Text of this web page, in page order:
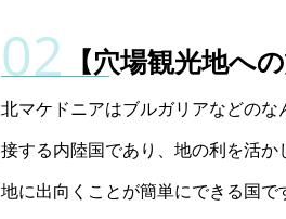
【穴場観光地への
北マケドニアはブルガリアなどのな
接する内陸国であり、地の利を活か
地に出向くことが簡単にできる国で